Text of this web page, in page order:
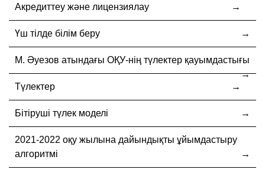
Акредиттеу және лицензиялау
Үш тілде білім беру
М. Әуезов атындағы ОҚУ-нің түлектер қауымдастығы
Түлектер
Бітіруші түлек моделі
2021-2022 оқу жылына дайындықты ұйымдастыру
алгоритмі